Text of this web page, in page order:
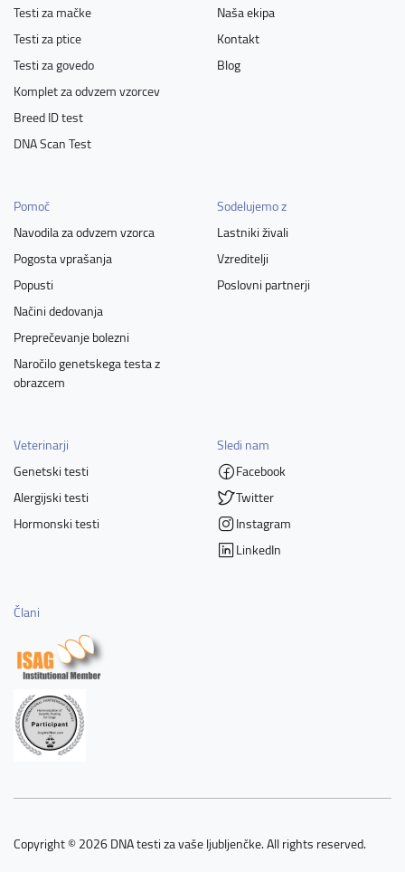
Testi za mačke
Testi za ptice
Testi za govedo
Komplet za odvzem vzorcev
Breed ID test
DNA Scan Test
Naša ekipa
Kontakt
Blog
Pomoč
Navodila za odvzem vzorca
Pogosta vprašanja
Popusti
Načini dedovanja
Preprečevanje bolezni
Naročilo genetskega testa z
obrazcem
Sodelujemo z
Lastniki živali
Vzreditelji
Poslovni partnerji
Veterinarji
Genetski testi
Alergijski testi
Hormonski testi
Sledi nam
Facebook
Twitter
Instagram
LinkedIn
Člani
Copyright © 2026 DNA testi za vaše ljubljenčke. All rights reserved.